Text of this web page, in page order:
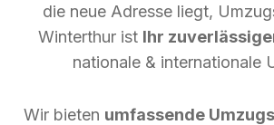
die neue Adresse liegt,
Winterthur ist Ihr
nationale & internationale
Wir bieten umfassende